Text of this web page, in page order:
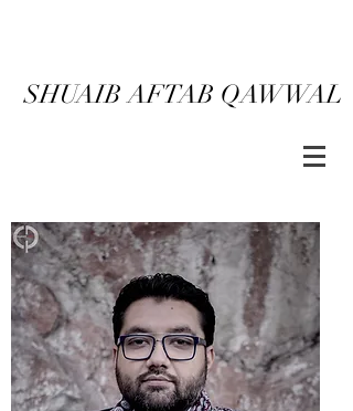
SHUAIB AFTAB QAWWAL